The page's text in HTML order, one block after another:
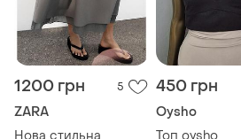
1200 грн 5
ZARA
450 грн
Oysho